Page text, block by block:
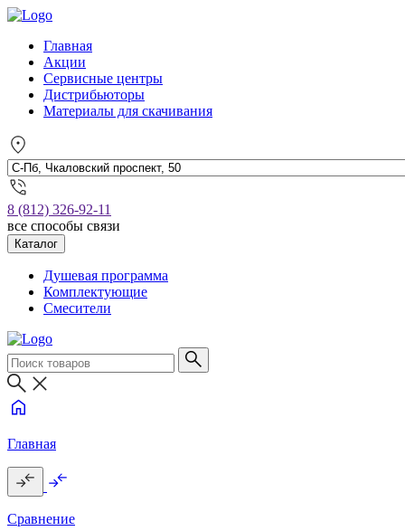
Главная
Акции
Сервисные центры
Дистрибьюторы
Материалы для скачивания
8 (812) 326-92-11
все способы связи
Каталог
Душевая программа
Комплектующие
Смесители
Главная
Сравнение